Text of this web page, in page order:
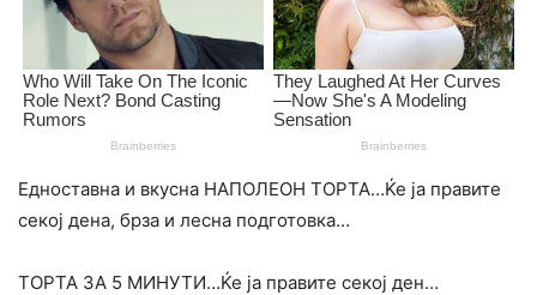
Едноставна и вкусна НАПОЛЕОН ТОРТА…Ќе ја правите
секој дена, брза и лесна подготовка…
ТОРТА ЗА 5 МИНУТИ…Ќе ја правите секој ден…